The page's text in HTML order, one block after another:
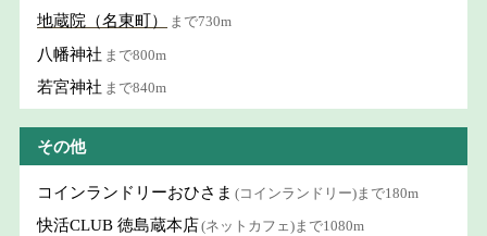
地蔵院（名東町） まで730m
八幡神社 まで800m
若宮神社 まで840m
その他
コインランドリーおひさま (コインランドリー)まで180m
快活CLUB 徳島蔵本店(ネットカフェ)まで1080m